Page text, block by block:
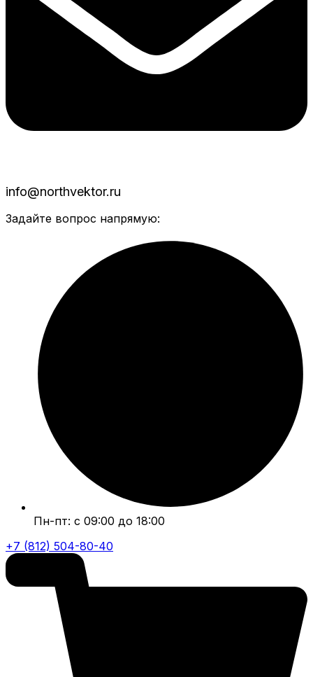
info@northvektor.ru
Задайте вопрос напрямую:
Пн-пт: с 09:00 до 18:00
+7 (812) 504-80-40